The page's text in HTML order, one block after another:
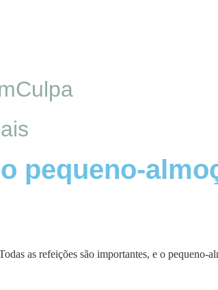
pequeno-
as refeições são importantes, e o